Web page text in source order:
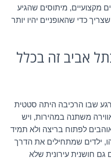
מקצועיים, מיתוסים שהגיע
כדי שהאופניים יהיו יותר
אביב זה בכלל
שבו הרכיבה היתה סטטית
משתנה במהירות, ויש
לפתוח בריצה ולא תמיד
ילדים שמתחילים את הדרך
גם חושנית עירונית שלא